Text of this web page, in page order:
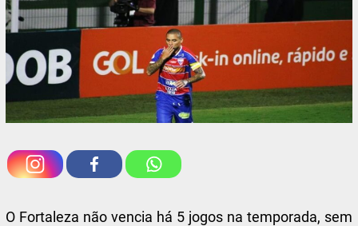
O Fortaleza não vencia há 5 jogos na temporada, sem